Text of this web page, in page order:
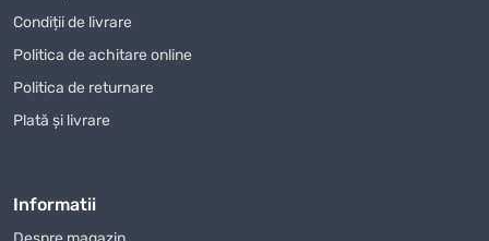
cumpăraFierăstrău vertical Metabo STEB65Quick (valiza)
cu livrare, dar și de a profita de alte condiții avantajoase, cum ar
fi promoțiile și reducerile care sunt actualizate periodic pe site-
ul nostru. Urmăriți-ne pentru a nu rata ofertele avantajoase la
Mulți dintre clienții noștri au apreciat deja calitatea
Condiții de livrare
Politica de achitare online
Politica de returnare
Plată și livrare
Informatii